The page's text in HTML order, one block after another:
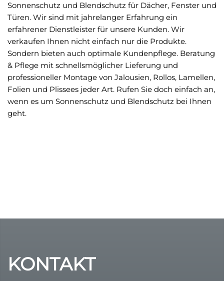
Sonnenschutz und Blendschutz für Dächer, Fenster und
Türen. Wir sind mit jahrelanger Erfahrung ein
erfahrener Dienstleister für unsere Kunden. Wir
verkaufen Ihnen nicht einfach nur die Produkte.
Sondern bieten auch optimale Kundenpflege. Beratung
& Pflege mit schnellsmöglicher Lieferung und
professioneller Montage von Jalousien, Rollos, Lamellen,
Folien und Plissees jeder Art. Rufen Sie doch einfach an,
wenn es um Sonnenschutz und Blendschutz bei Ihnen
geht.
KONTAKT